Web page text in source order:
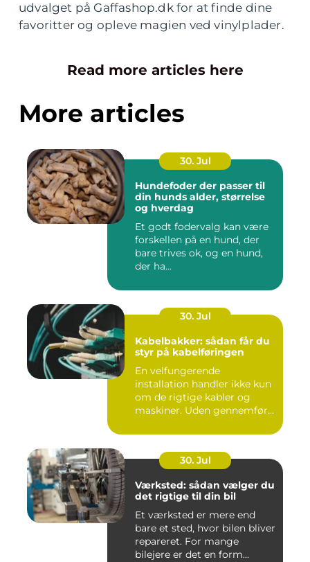
udvalget på Gaffashop.dk for at finde dine
favoritter og opleve magien ved vinylplader.
Read more articles here
More articles
30. Jul
Hundefoder der passer til
din hunds alder, størrelse
og hverdag
Et godt fodervalg kan være
forskellen på en hund, der
bare trives ok, og en hund,
der ha...
30. Jul
Kabelbakker: sådan får du
styr på kabelføringen
En velfungerende
installation handler ikke kun
om de rigtige kabler og
maskiner. Uden gennemført
30. Jul
Værksted: sådan vælger du
det rigtige til din bil
Et værksted er mere end
bare et sted, hvor bilen bliver
repareret. For mange
bilejere er det en form...